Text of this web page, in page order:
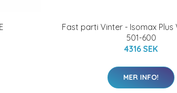
Fast parti Vinter - Isomax Plus
501-600
4316 SEK
MER INFO!